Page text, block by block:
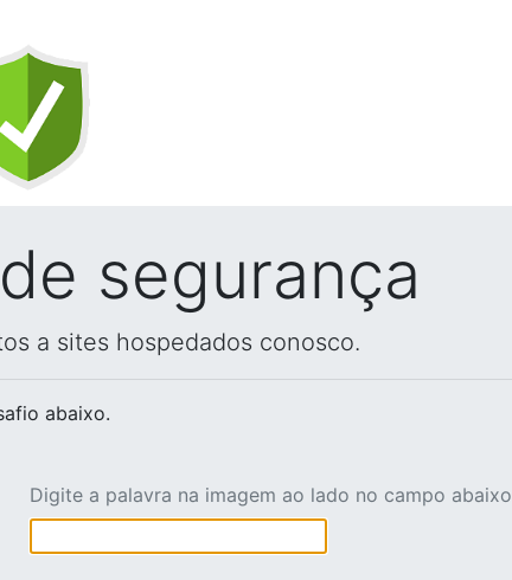
segurança
a sites hospedados conosco.
abaixo.
Digite a palavra na imagem ao lado no campo abaixo